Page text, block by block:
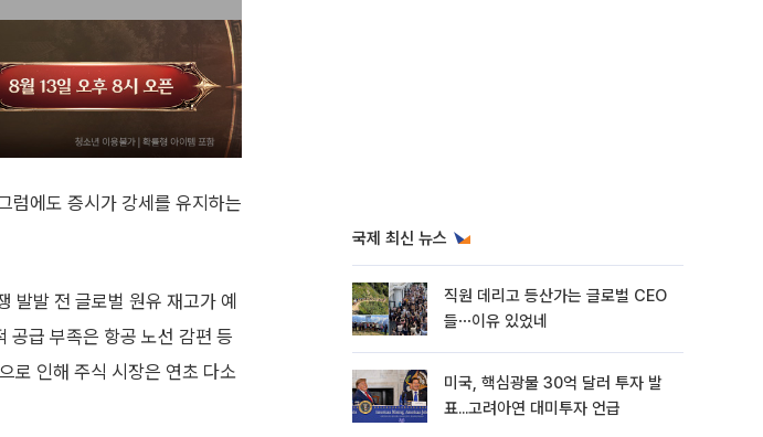
럼에도 증시가 강세를 유지하는
발발 전 글로벌 원유 재고가 예
공급 부족은 항공 노선 감편 등
로 인해 주식 시장은 연초 다소
국제 최신 뉴스
직원 데리고 등산가는 글로벌 CEO
들⋯이유 있었네
미국, 핵심광물 30억 달러 투자 발
표...고려아연 대미투자 언급